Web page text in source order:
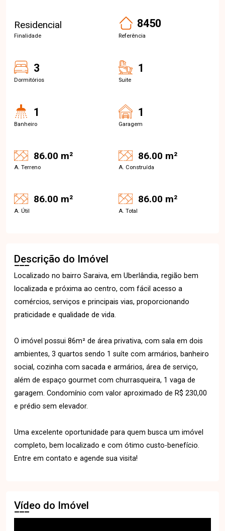
Residencial
Finalidade
8450
Referência
3
Dormitórios
1
Suite
1
Banheiro
1
Garagem
86.00 m²
A. Terreno
86.00 m²
A. Construída
86.00 m²
A. Útil
86.00 m²
A. Total
Descrição do Imóvel
Localizado no bairro Saraiva, em Uberlândia, região bem
localizada e próxima ao centro, com fácil acesso a
comércios, serviços e principais vias, proporcionando
praticidade e qualidade de vida.
O imóvel possui 86m² de área privativa, com sala em dois
ambientes, 3 quartos sendo 1 suíte com armários, banheiro
social, cozinha com sacada e armários, área de serviço,
além de espaço gourmet com churrasqueira, 1 vaga de
garagem. Condomínio com valor aproximado de R$ 230,00
e prédio sem elevador.
Uma excelente oportunidade para quem busca um imóvel
completo, bem localizado e com ótimo custo-benefício.
Entre em contato e agende sua visita!
Vídeo do Imóvel